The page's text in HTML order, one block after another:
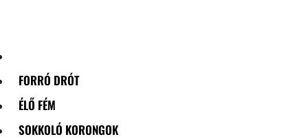
FORRÓ DRÓT
ÉLŐ FÉM
SOKKOLÓ KORONGOK